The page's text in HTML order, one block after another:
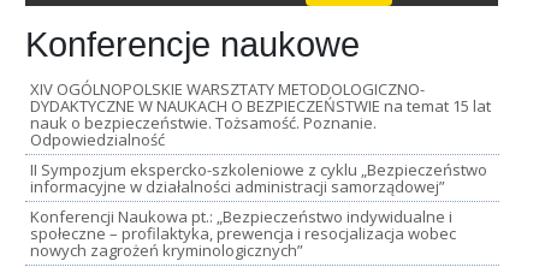
Konferencje naukowe
XIV OGÓLNOPOLSKIE WARSZTATY METODOLOGICZNO-
DYDAKTYCZNE W NAUKACH O BEZPIECZEŃSTWIE na temat 15 lat
nauk o bezpieczeństwie. Tożsamość. Poznanie.
Odpowiedzialność
II Sympozjum ekspercko-szkoleniowe z cyklu „Bezpieczeństwo
informacyjne w działalności administracji samorządowej”
Konferencji Naukowa pt.: „Bezpieczeństwo indywidualne i
społeczne – profilaktyka, prewencja i resocjalizacja wobec
nowych zagrożeń kryminologicznych”